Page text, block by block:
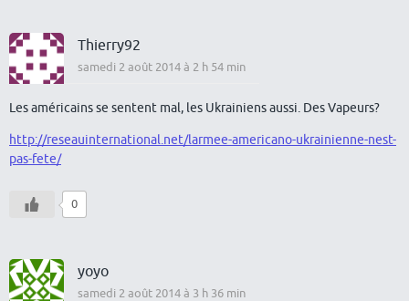
Thierry92
samedi 2 août 2014 à 2 h 54 min
Les américains se sentent mal, les Ukrainiens aussi. Des Vapeurs?
http://reseauinternational.net/larmee-americano-ukrainienne-nest-
pas-fete/
0
yoyo
samedi 2 août 2014 à 3 h 36 min